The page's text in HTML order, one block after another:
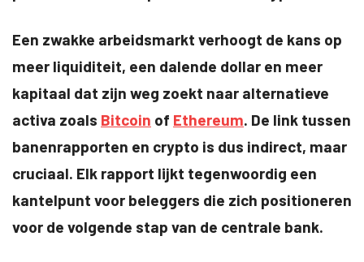
Een zwakke arbeidsmarkt verhoogt de kans op
meer liquiditeit, een dalende dollar en meer
kapitaal dat zijn weg zoekt naar alternatieve
activa zoals Bitcoin of Ethereum. De link tussen
banenrapporten en crypto is dus indirect, maar
cruciaal. Elk rapport lijkt tegenwoordig een
kantelpunt voor beleggers die zich positioneren
voor de volgende stap van de centrale bank.